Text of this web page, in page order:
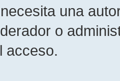
una
o
acceso.